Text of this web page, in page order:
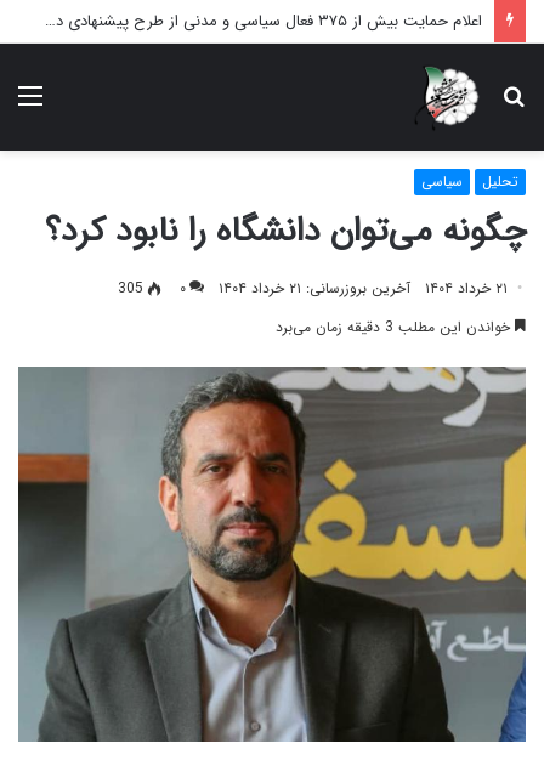
اعلام حمایت بیش از ۳۷۵ فعال سیاسی و مدنی از طرح پیشنهادی دکتر محمدجواد ظریف برای پایان عادلانه جنگ
دنبال
می‌گردید؟تحلیل سیاسی
چگونه می‌توان دانشگاه را نابود کرد؟
۲۱ خرداد ۱۴۰۴ آخرین بروزرسانی: ۲۱ خرداد ۱۴۰۴ ۰
305
خواندن این مطلب 3 دقیقه زمان می‌برد